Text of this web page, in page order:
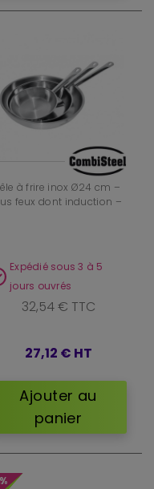
à frire inox Ø24 cm –
feux dont induction –
Expédié sous 3 à 5
jours ouvrés
32,54 € TTC
27,12 € HT
Ajouter au
panier